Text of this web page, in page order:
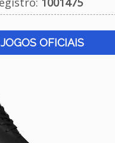
OFICIAIS